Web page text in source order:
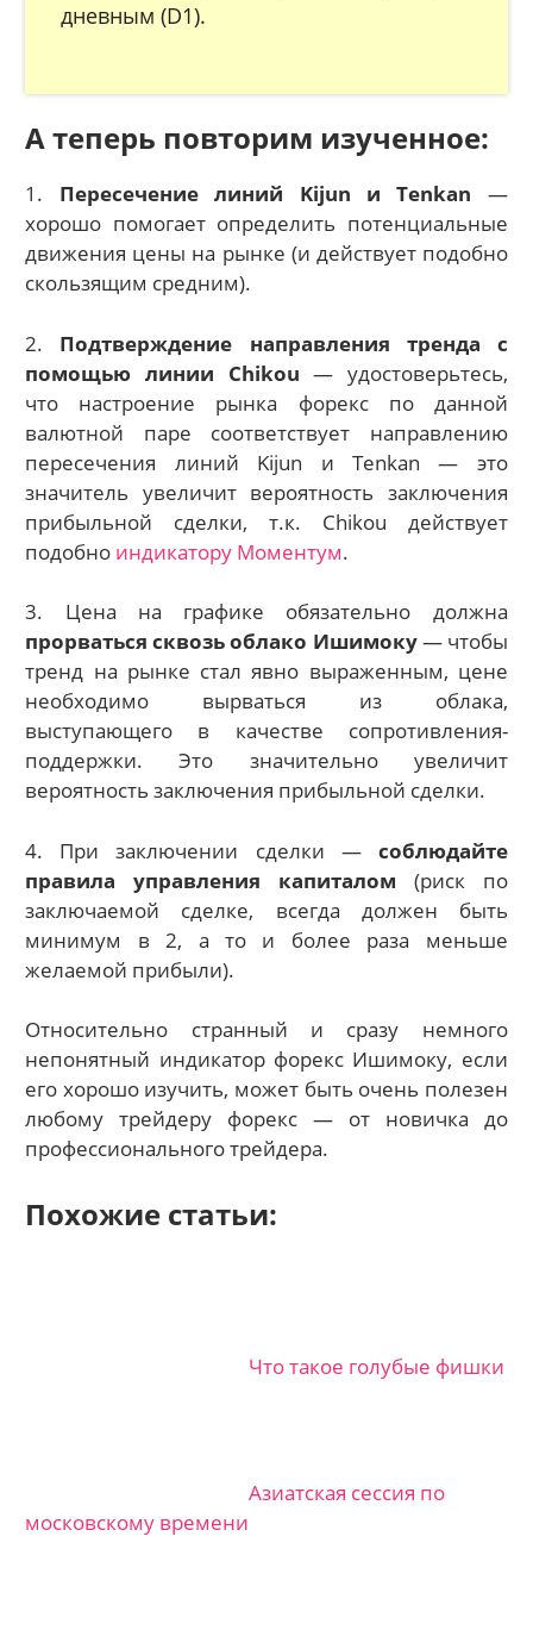
дневным (D1).
А теперь повторим изученное:
1. Пересечение линий Kijun и Tenkan —
хорошо помогает определить потенциальные
движения цены на рынке (и действует подобно
скользящим средним).
2. Подтверждение направления тренда с
помощью линии Chikou— удостоверьтесь,
что настроение рынка форекс по данной
валютной паре соответствует направлению
пересечения линий Kijun и Tenkan — это
значитель увеличит вероятность заключения
прибыльной сделки, т.к. Chikou действует
подобно индикатору Моментум.
3. Цена на графике обязательно должна
прорваться сквозь облако Ишимоку— чтобы
тренд на рынке стал явно выраженным, цене
необходимо вырваться из облака,
выступающего в качестве сопротивления-
поддержки. Это значительно увеличит
вероятность заключения прибыльной сделки.
4. При заключении сделки — соблюдайте
правила управления капиталом (риск по
заключаемой сделке, всегда должен быть
минимум в 2, а то и более раза меньше
желаемой прибыли).
Относительно странный и сразу немного
непонятный индикатор форекс Ишимоку, если
его хорошо изучить, может быть очень полезен
любому трейдеру форекс — от новичка до
профессионального трейдера.
Похожие статьи:
Что такое голубые фишки
Азиатская сессия по
московскому времени